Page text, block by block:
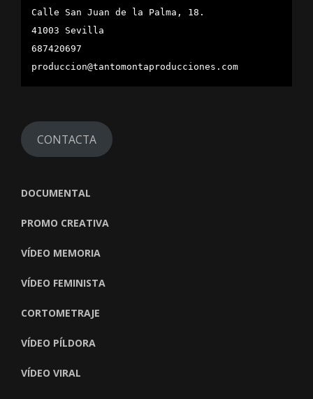
Calle San Juan de la Palma, 18.
41003 Sevilla
687420697
produccion@tantomontaproducciones.com
CONTACTA
DOCUMENTAL
PROMO CREATIVA
VÍDEO MEMORIA
VÍDEO FEMINISTA
CORTOMETRAJE
VÍDEO PÍLDORA
VÍDEO VIRAL